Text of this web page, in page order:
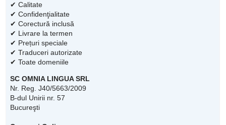
✔ Calitate
✔ Confidenţialitate
✔ Corectură inclusă
✔ Livrare la termen
✔ Prețuri speciale
✔ Traduceri autorizate
✔ Toate domeniile
SC OMNIA LINGUA SRL
Nr. Reg. J40/5663/2009
B-dul Unirii nr. 57
Bucureşti